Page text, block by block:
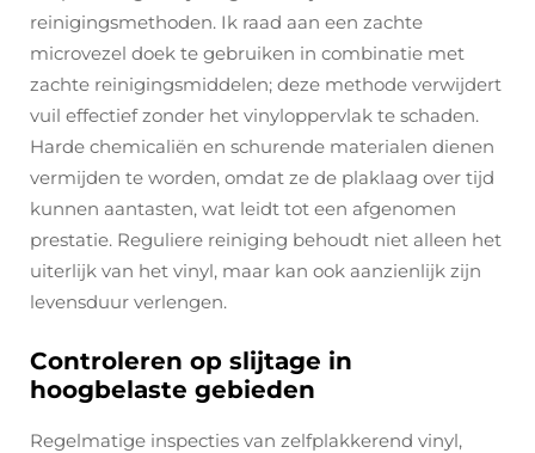
reinigingsmethoden. Ik raad aan een zachte
microvezel doek te gebruiken in combinatie met
zachte reinigingsmiddelen; deze methode verwijdert
vuil effectief zonder het vinyloppervlak te schaden.
Harde chemicaliën en schurende materialen dienen
vermijden te worden, omdat ze de plaklaag over tijd
kunnen aantasten, wat leidt tot een afgenomen
prestatie. Reguliere reiniging behoudt niet alleen het
uiterlijk van het vinyl, maar kan ook aanzienlijk zijn
levensduur verlengen.
Controleren op slijtage in
hoogbelaste gebieden
Regelmatige inspecties van zelfplakkerend vinyl,